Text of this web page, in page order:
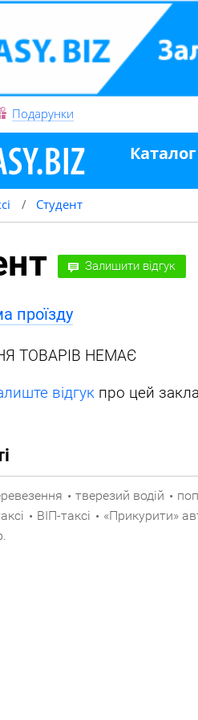
Подарунки
Каталог
Студент
Залишити відгук
проїзду
ТОВАРІВ НЕМАЄ
відгук про цей
• тверезий водій •
• ВІП-таксі • «Прикурити»